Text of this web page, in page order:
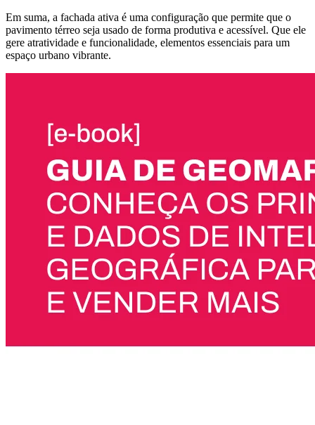
Em suma, a fachada ativa é uma configuração que permite que o
pavimento térreo seja usado de forma produtiva e acessível. Que ele
gere atratividade e funcionalidade, elementos essenciais para um
espaço urbano vibrante.